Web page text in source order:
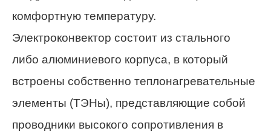
комфортную температуру.
Электроконвектор состоит из стального
либо алюминиевого корпуса, в который
встроены собственно теплонагревательные
элементы (ТЭНы), представляющие собой
проводники высокого сопротивления в